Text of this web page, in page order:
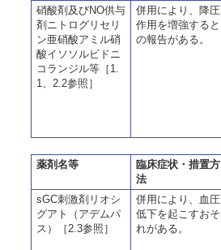
硝酸剤及びNO供与
剤ニトログリセリ
ン亜硝酸アミル硝
酸イソソルビドニ
コランジル等［1.
1、2.2参照］
併用により、降圧
作用を増強すると
の報告がある。
薬剤名等
臨床症状・措置方
法
sGC刺激剤リオシ
グアト（アデムパ
ス）［2.3参照］
併用により、血圧
低下を起こすおそ
れがある。